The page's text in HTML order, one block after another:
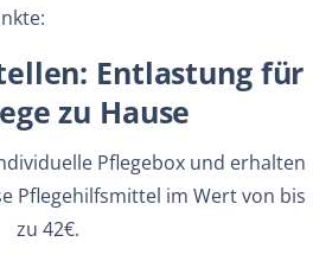
Entlastung für
zu Hause
Pflegebox und erhalten
Pflegehilfsmittel im Wert von bis
zu 42€.